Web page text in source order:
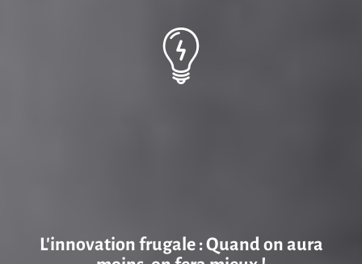
L’innovation frugale : Quand on aura